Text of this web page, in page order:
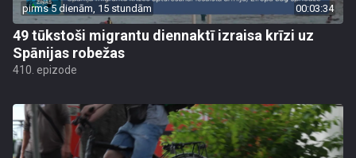
pirms 5 dienām, 15 stundām 00:03:34
49 tūkstoši migrantu diennaktī izraisa krīzi uz
Spānijas robežas
410. epizode